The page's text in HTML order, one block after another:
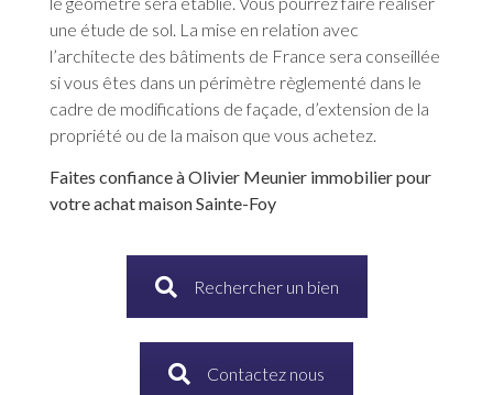
une étude de sol. La mise en relation avec
l’architecte des bâtiments de France sera conseillée
si vous êtes dans un périmètre règlementé dans le
cadre de modifications de façade, d’extension de la
propriété ou de la maison que vous achetez.
Faites confiance à Olivier Meunier immobilier pour
votre achat maison Sainte-Foy
Rechercher un bien
Contactez nous